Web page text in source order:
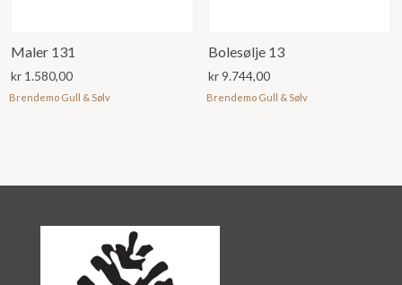
Maler 131
kr 1.580,00
Brendemo Gull & Sølv
Bolesølje 13
kr9.744,00
Brendemo Gull & Sølv